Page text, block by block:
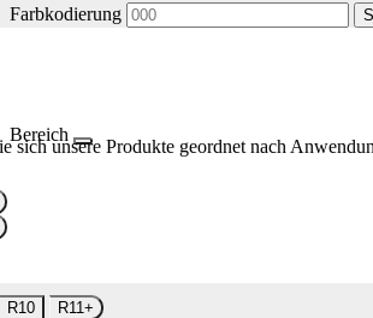
Farbkodierung
Bereich
sich unsere Produkte geordnet nach
R10
R11+